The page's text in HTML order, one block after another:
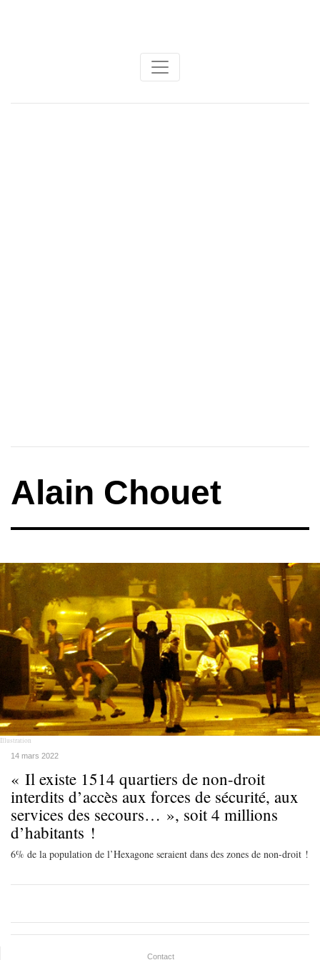
Alain Chouet
Illustration
14 mars 2022
« Il existe 1514 quartiers de non-droit
interdits d’accès aux forces de sécurité, aux
services des secours… », soit 4 millions
d’habitants !
6% de la population de l’Hexagone seraient dans des zones de non-droit !
Contact